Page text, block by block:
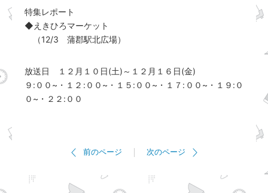
特集レポート
◆えきひろマーケット
（12/3 蒲郡駅北広場）
放送日 １２月１０日(土)～１２月１６日(金)
９:００~・１２:００~・１５:００~・１７:００~・１９:０
０~・２２:００
前のページ 次のページ